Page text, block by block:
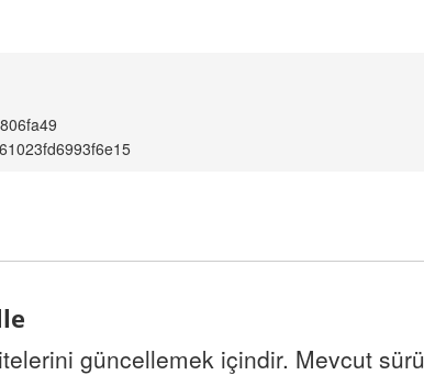
güncellemek içindir. Mevcut